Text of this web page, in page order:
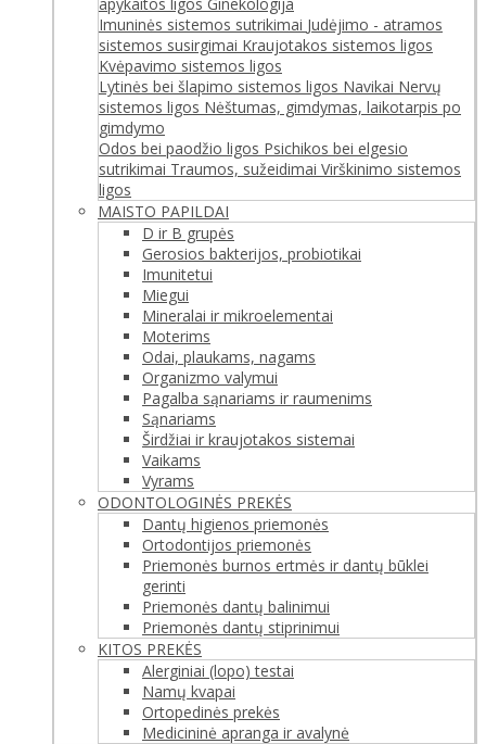
Imuninės sistemos sutrikimai Judėjimo - atramos
sistemos susirgimai Kraujotakos sistemos ligos
Kvėpavimo sistemos ligos
Lytinės bei šlapimo sistemos ligos Navikai Nervų
sistemos ligos Nėštumas, gimdymas, laikotarpis po
gimdymo
Odos bei paodžio ligos Psichikos bei elgesio
sutrikimai Traumos, sužeidimai Virškinimo sistemos
ligos
MAISTO PAPILDAI
D ir B grupės
Gerosios bakterijos, probiotikai
Imunitetui
Miegui
Mineralai ir mikroelementai
Moterims
Odai, plaukams, nagams
Organizmo valymui
Pagalba sąnariams ir raumenims
Sąnariams
Širdžiai ir kraujotakos sistemai
Vaikams
Vyrams
ODONTOLOGINĖS PREKĖS
Dantų higienos priemonės
Ortodontijos priemonės
Priemonės burnos ertmės ir dantų būklei
gerinti
Priemonės dantų balinimui
Priemonės dantų stiprinimui
KITOS PREKĖS
Alerginiai (lopo) testai
Namų kvapai
Ortopedinės prekės
Medicininė apranga ir avalynė